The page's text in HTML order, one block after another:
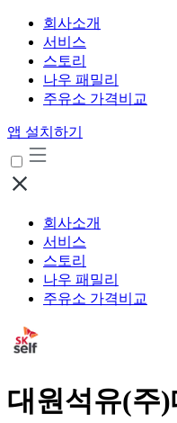
회사소개
서비스
스토리
나우 패밀리
주유소 가격비교
앱 설치하기
회사소개
서비스
스토리
나우 패밀리
주유소 가격비교
대원석유(주